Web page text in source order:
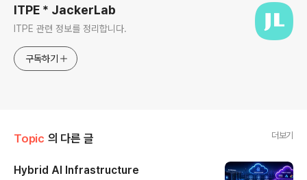
ITPE * JackerLab
ITPE 관련 정보를 정리합니다.
구독하기
Topic 의 다른 글 더보기
Hybrid AI Infrastructure